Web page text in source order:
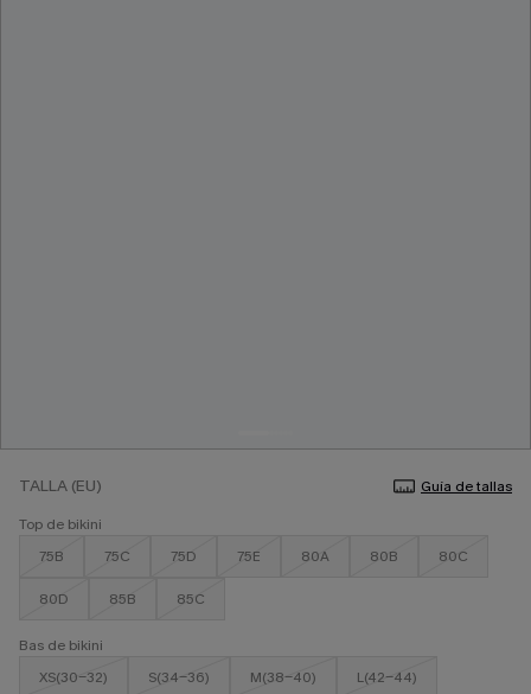
TALLA (EU)
Guía de tallas
Top de bikini
75B
75C 75D 75E 80A 80B 80C
80D 85B 85C
Bas de bikini
XS(30-32)
S(34-36) M(38-40) L(42-44)